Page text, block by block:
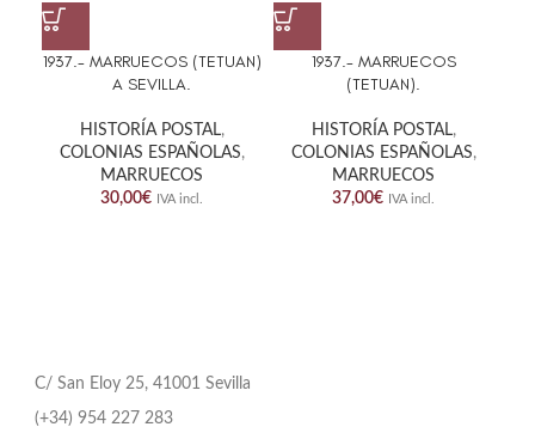
1937.- MARRUECOS (TETUAN)
A SEVILLA.
HISTORÍA POSTAL,
COLONIAS ESPAÑOLAS,
MARRUECOS
30,00€ IVA incl.
1937.- MARRUECOS
(TETUAN).
HISTORÍA POSTAL,
COLONIAS ESPAÑOLAS,
MARRUECOS
37,00€ IVA incl.
C/ San Eloy 25, 41001 Sevilla
(+34) 954 227 283